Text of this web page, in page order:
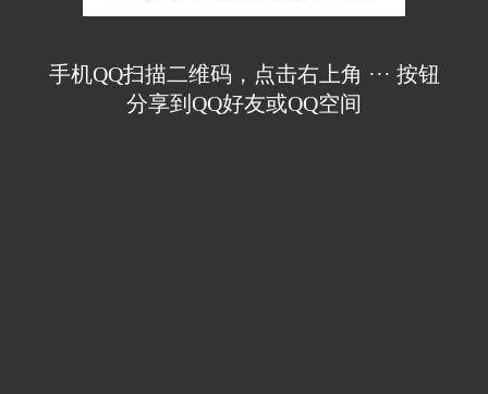
手机QQ扫描二维码，点击右上角 ··· 按钮
分享到QQ好友或QQ空间